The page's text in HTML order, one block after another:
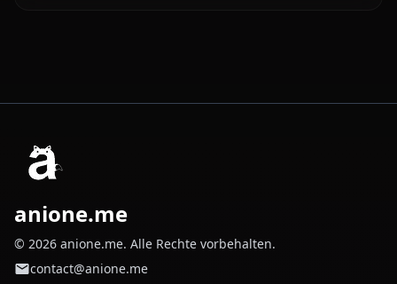
anione.me
© 2026 anione.me. Alle Rechte vorbehalten.
contact@anione.me